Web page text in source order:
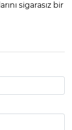
sigarasız bir